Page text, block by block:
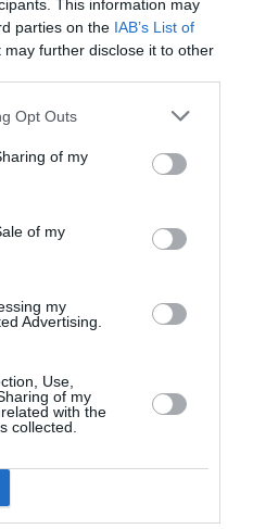
This information may
parties on the IAB’s List of
may further disclose it to other
Opt Outs
of my
of my
my
Advertising.
Use,
of my
with the
collected.
στο Google News
για την Τέχνη και τον
τα τελευταία νέα για